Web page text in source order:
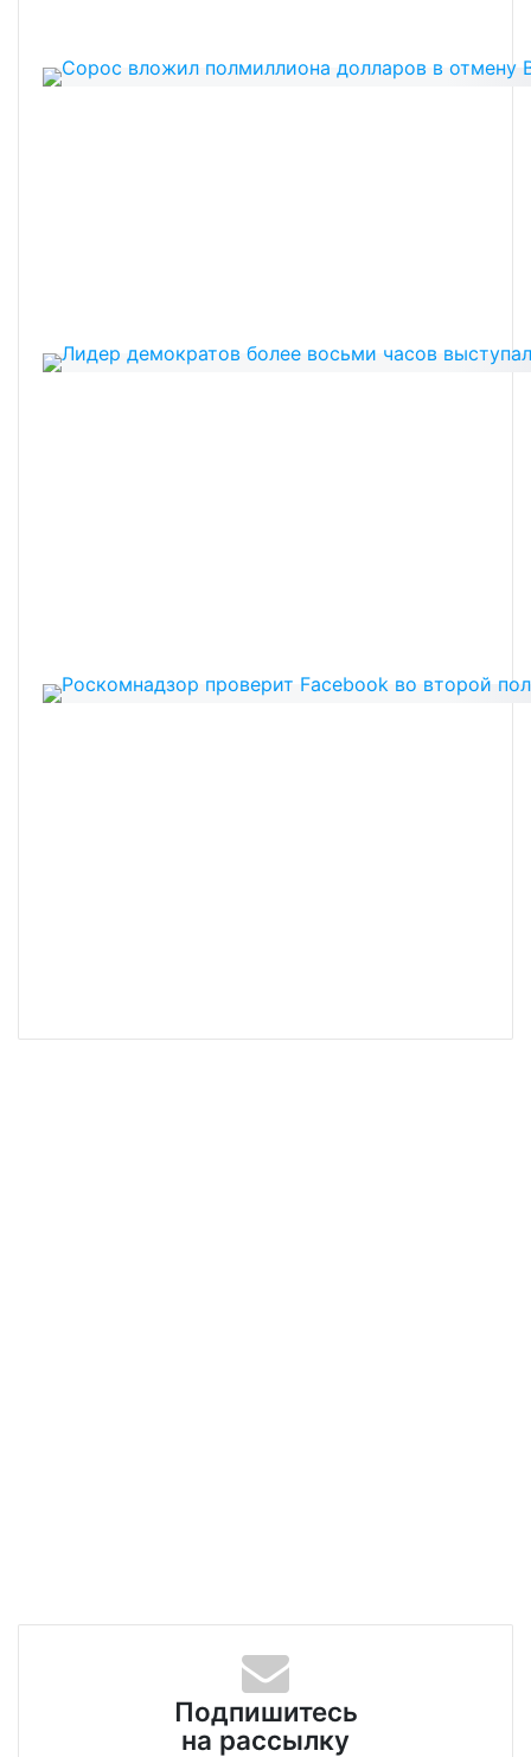
Подпишитесь
на рассылку